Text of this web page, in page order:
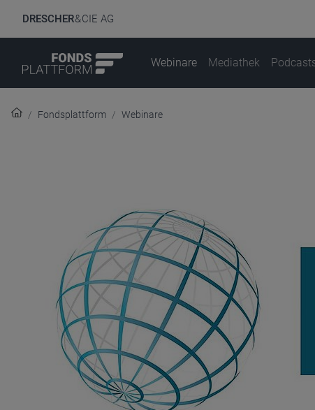
DRESCHER& CIE AG
Webinare Mediathek
Fondsplattform Webinare